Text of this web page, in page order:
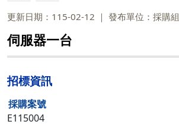
更新日期：115-02-12 發布單位：採購組
伺服器一台
招標資訊
採購案號
E115004